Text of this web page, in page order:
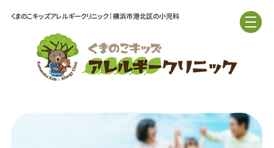
くまのこキッズアレルギークリニック｜横浜市港北区の小児科